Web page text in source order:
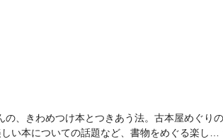
、きわめつけ本とつきあう法。古本屋めぐりの
い本についての話題など、書物をめぐる楽しい